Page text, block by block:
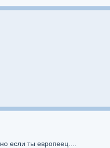
если ты европеец....